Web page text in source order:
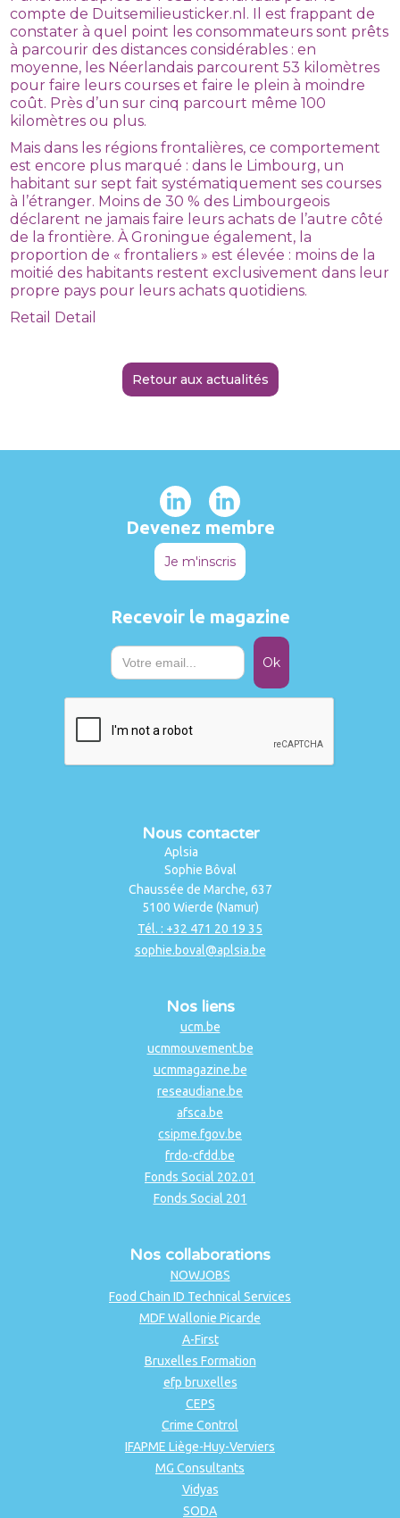
compte de Duitsemilieusticker.nl. Il est frappant de
constater à quel point les consommateurs sont prêts
à parcourir des distances considérables : en
moyenne, les Néerlandais parcourent 53 kilomètres
pour faire leurs courses et faire le plein à moindre
coût. Près d’un sur cinq parcourt même 100
kilomètres ou plus.
Mais dans les régions frontalières, ce comportement
est encore plus marqué : dans le Limbourg, un
habitant sur sept fait systématiquement ses courses
à l’étranger. Moins de 30 % des Limbourgeois
déclarent ne jamais faire leurs achats de l’autre côté
de la frontière. À Groningue également, la
proportion de « frontaliers » est élevée : moins de la
moitié des habitants restent exclusivement dans leur
propre pays pour leurs achats quotidiens.
Retail Detail
Retour aux actualités
Devenez membre
Je m'inscris
Recevoir le magazine
Nous contacter
Aplsia
Sophie Bôval
Chaussée de Marche, 637
5100 Wierde (Namur)
Tél. : +32 471 20 19 35
sophie.boval@aplsia.be
Nos liens
ucm.be
ucmmouvement.be
ucmmagazine.be
reseaudiane.be
afsca.be
csipme.fgov.be
frdo-cfdd.be
Fonds Social 202.01
Fonds Social 201
Nos collaborations
NOWJOBS
Food Chain ID Technical Services
MDF Wallonie Picarde
A-First
Bruxelles Formation
efp bruxelles
CEPS
Crime Control
IFAPME Liège-Huy-Verviers
MG Consultants
Vidyas
SODA